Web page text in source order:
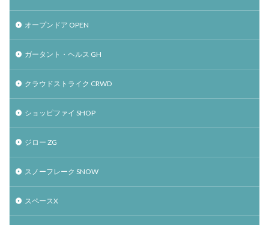
オープンドア OPEN
ガータント・ヘルス GH
クラウドストライク CRWD
ショッピファイ SHOP
ジロー ZG
スノーフレーク SNOW
スペースX